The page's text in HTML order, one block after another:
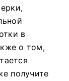
в
о том,
получите